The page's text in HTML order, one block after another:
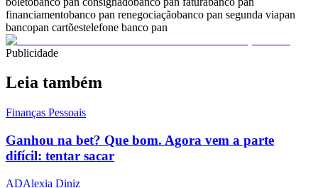
financiamentobanco pan renegociaçãobanco pan segunda viapan
bancopan cartõestelefone banco pan
Publicidade
Leia também
Finanças Pessoais
Ganhou na bet? Que bom. Agora vem a parte
difícil: tentar sacar
ADAlexia Diniz